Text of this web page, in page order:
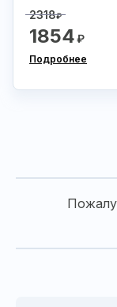
2318₽
1854₽
Подробнее